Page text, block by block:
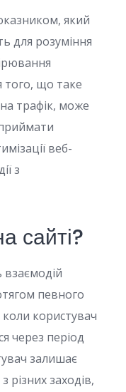
який
для розуміння
того, що таке
трафік, може
веб-
з
сайті?
взаємодій
певного
коли користувач
через період
залишає
різних заходів,